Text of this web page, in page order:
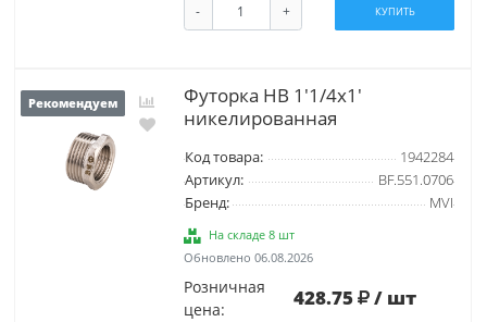
- + КУПИТЬ
Рекомендуем
Футорка НВ 1'1/4х1'
никелированная
Код товара:
1942284
Артикул:
BF.551.0706
Бренд:
MVI
На складе 8 шт
Обновлено 06.08.2026
Розничная
цена:
428.75 / шт